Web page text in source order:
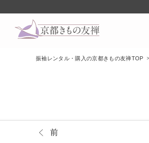
振袖レンタル・購入の京都きもの友禅TOP
前